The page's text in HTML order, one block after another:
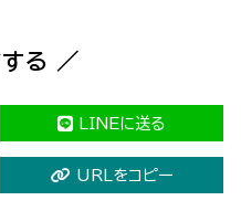
る ／
LINEに送る
URLをコピー